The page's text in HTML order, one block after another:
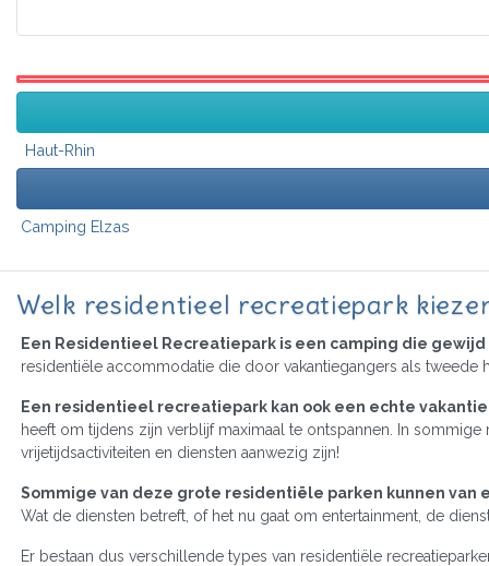
Haut-Rhin
Camping Elzas
Welk residentieel recreatiepark
Een Residentieel Recreatiepark is een camping die
residentiële accommodatie die door vakantiegangers als tweede
Een residentieel recreatiepark kan ook een echte
heeft om tijdens zijn verblijf maximaal te ontspannen. In
vrijetijdsactiviteiten en diensten aanwezig zijn!
Sommige van deze grote residentiële parken kunnen van
Wat de diensten betreft, of het nu gaat om entertainment, de
Er bestaan dus verschillende types van residentiële